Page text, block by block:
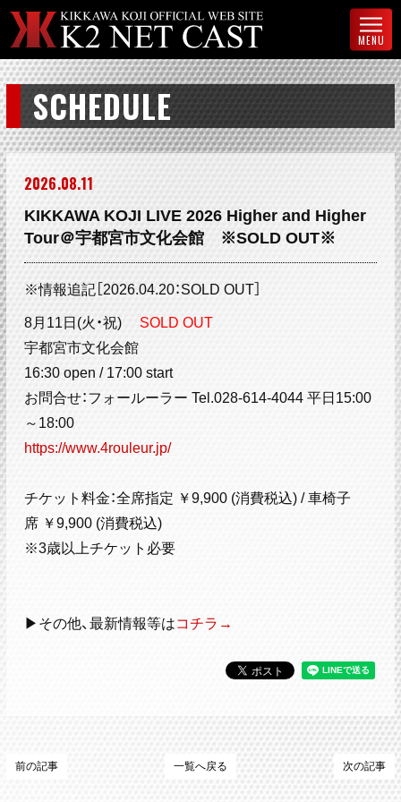
MENU
SCHEDULE
2026 08 11
KIKKAWA KOJI LIVE 2026 Higher and Higher
Tour＠宇都宮市文化会館 ※SOLD OUT※
※情報追記［2026.04.20：SOLD OUT］
8月11日(火・祝) SOLD OUT
宇都宮市文化会館
16:30 open / 17:00 start
お問合せ：フォールーラー Tel.028-614-4044 平日15:00
～18:00
https://www.4rouleur.jp/
チケット料金：全席指定 ￥9,900 (消費税込) / 車椅子
席 ￥9,900 (消費税込)
※3歳以上チケット必要
▶その他、最新情報等はコチラ→
次の記事
一覧へ戻る
前の記事